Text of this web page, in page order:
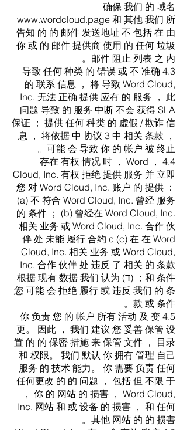
确保 我们 的 域名
www.wordcloud.page 和 其他 我们 所
告知 的 的 邮件 发送地址 不 包括 在 由
你 或 的 邮件 提供商 使用 的 任何 垃圾
邮件 阻止 列表 之 内。
4.3 导致 任何 种类 的 错误 或 不 准确
的 联系 信息 ， 将 导致 Word Cloud,
Inc. 无法 正确 提供 应有 的 服务 ， 此
问题 导致 的 服务 中断 不会 获得 SLA
保证 ； 提供 任何 种类 的 虚假 / 欺诈 信
息 ， 将依据 中 协议 3 中 相关 条款 ，
可能 会 导致 你 的 帐户 被 终止。
4.4 ， 存在 有权 情况 时 ， Word
Cloud, Inc. 有权 拒绝 提供 服务 并 立即
您 对 Word Cloud, Inc. 账户 的 提供 ：
(a) 不 符合 Word Cloud, Inc. 曾经 服务
的 条件 ； (b) 曾经在 Word Cloud, Inc.
相关 业务 或 Word Cloud, Inc. 合作 伙
伴 处 未能 履行 合约 c (c) 在 在 Word
Cloud, Inc. 相关 业务 或 Word Cloud,
Inc. 合作 伙伴 处 违反 了 相关 的 条款
和 条件； (ד) 根据 现有 数据 我们 认为
您 可能 会 拒绝 履行 或 违反 我们 的 条
款 或 条件。
4.5 你 负责 您 的 帐户 所有 活动 及 变
更。 因此 ， 我们 建议 您 妥善 保管 设
置 的 的 保密 措施 来 保管 文件 ， 目录
和 权限。 我们 默认 你 拥有 管理 自己
服务 的 技术 能力。 你 需要 负责 任何
任何更改 的 的 问题 ， 包括 但 不限 于
， 你 的 网站 的 损害 ， Word Cloud,
Inc. 网站 和 或 设备 的 损害 ， 和 任何
其他 网站 的 的 损害。